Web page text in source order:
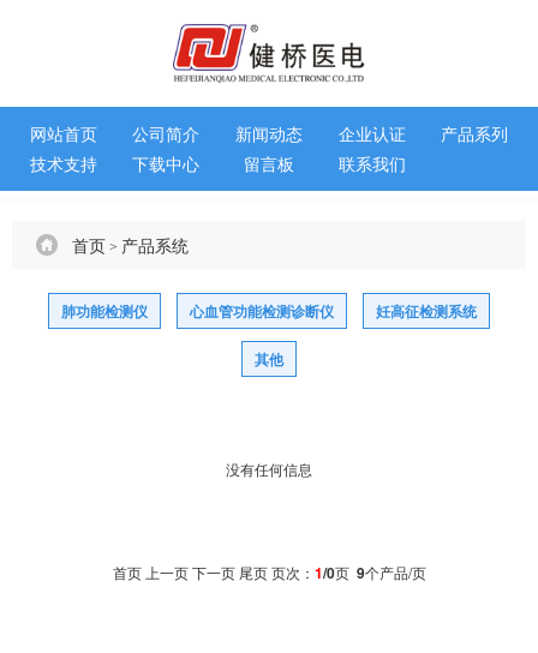
网站首页 公司简介 新闻动态 企业认证
产品系列
技术支持
下载中心 留言板 联系我们
首页 > 产品系统
肺功能检测仪 心血管功能检测诊断仪 妊高征检测系统
其他
没有任何信息
首页 上一页 下一页 尾页 页次： 1/0页 9个产品/页